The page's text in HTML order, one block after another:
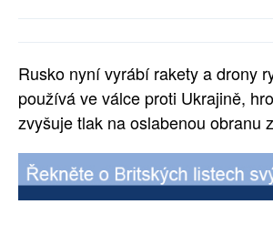
SOCIÁLNÍ SÍTĚ
RUBRIKY
PLNÁ VERZE STRÁNEK
Rusko nyní vyrábí rakety a drony
používá ve válce proti Ukrajině,
zvyšuje tlak na oslabenou obranu